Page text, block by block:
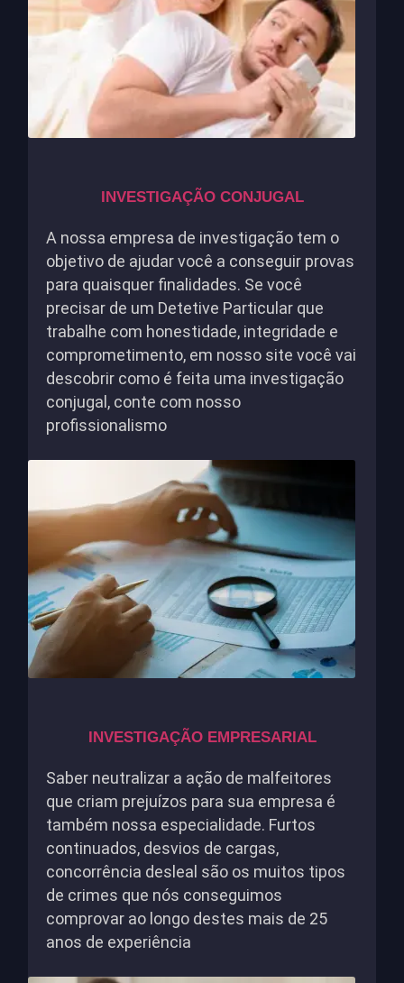
INVESTIGAÇÃO CONJUGAL
A nossa empresa de investigação tem o
objetivo de ajudar você a conseguir provas
para quaisquer finalidades. Se você
precisar de um Detetive Particular que
trabalhe com honestidade, integridade e
comprometimento, em nosso site você vai
descobrir como é feita uma investigação
conjugal, conte com nosso
profissionalismo
INVESTIGAÇÃO EMPRESARIAL
Saber neutralizar a ação de malfeitores
que criam prejuízos para sua empresa é
também nossa especialidade. Furtos
continuados, desvios de cargas,
concorrência desleal são os muitos tipos
de crimes que nós conseguimos
comprovar ao longo destes mais de 25
anos de experiência